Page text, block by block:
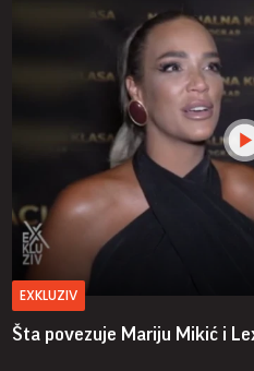
EXKLUZIV
Šta povezuje Mariju Mikić i